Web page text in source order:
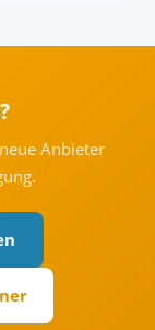
Anbieter